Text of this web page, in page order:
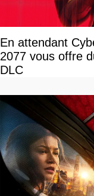
En attendant
2077 vous offre
DLC